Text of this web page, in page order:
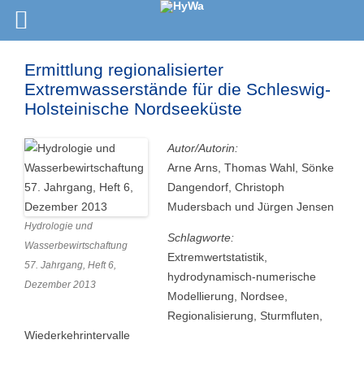
Ermittlung regionalisierter
Extremwasserstände für die Schleswig-
Holsteinische Nordseeküste
Hydrologie und
Wasserbewirtschaftung
57. Jahrgang, Heft 6,
Dezember 2013
Autor/Autorin:
Arne Arns, Thomas Wahl, Sönke
Dangendorf, Christoph
Mudersbach und Jürgen Jensen
Schlagworte:
Extremwertstatistik,
hydrodynamisch-numerische
Modellierung, Nordsee,
Regionalisierung, Sturmfluten,
Wiederkehrintervalle